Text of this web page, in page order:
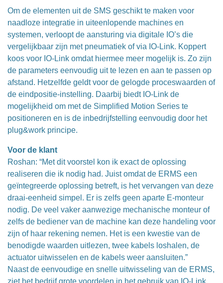
Om de elementen uit de SMS geschikt te maken voor
naadloze integratie in uiteenlopende machines en
systemen, verloopt de aansturing via digitale IO’s die
vergelijkbaar zijn met pneumatiek of via IO-Link. Koppert
koos voor IO-Link omdat hiermee meer mogelijk is. Zo zijn
de parameters eenvoudig uit te lezen en aan te passen op
afstand. Hetzelfde geldt voor de gelogde proceswaarden of
de eindpositie-instelling. Daarbij biedt IO-Link de
mogelijkheid om met de Simplified Motion Series te
positioneren en is de inbedrijfstelling eenvoudig door het
plug&work principe.
Voor de klant
Roshan: “Met dit voorstel kon ik exact de oplossing
realiseren die ik nodig had. Juist omdat de ERMS een
geïntegreerde oplossing betreft, is het vervangen van deze
draai-eenheid simpel. Er is zelfs geen aparte E-monteur
nodig. De veel vaker aanwezige mechanische monteur of
zelfs de bediener van de machine kan deze handeling voor
zijn of haar rekening nemen. Het is een kwestie van de
benodigde waarden uitlezen, twee kabels loshalen, de
actuator uitwisselen en de kabels weer aansluiten.”
Naast de eenvoudige en snelle uitwisseling van de ERMS,
ziet het bedrijf grote voordelen in het gebruik van IO-Link